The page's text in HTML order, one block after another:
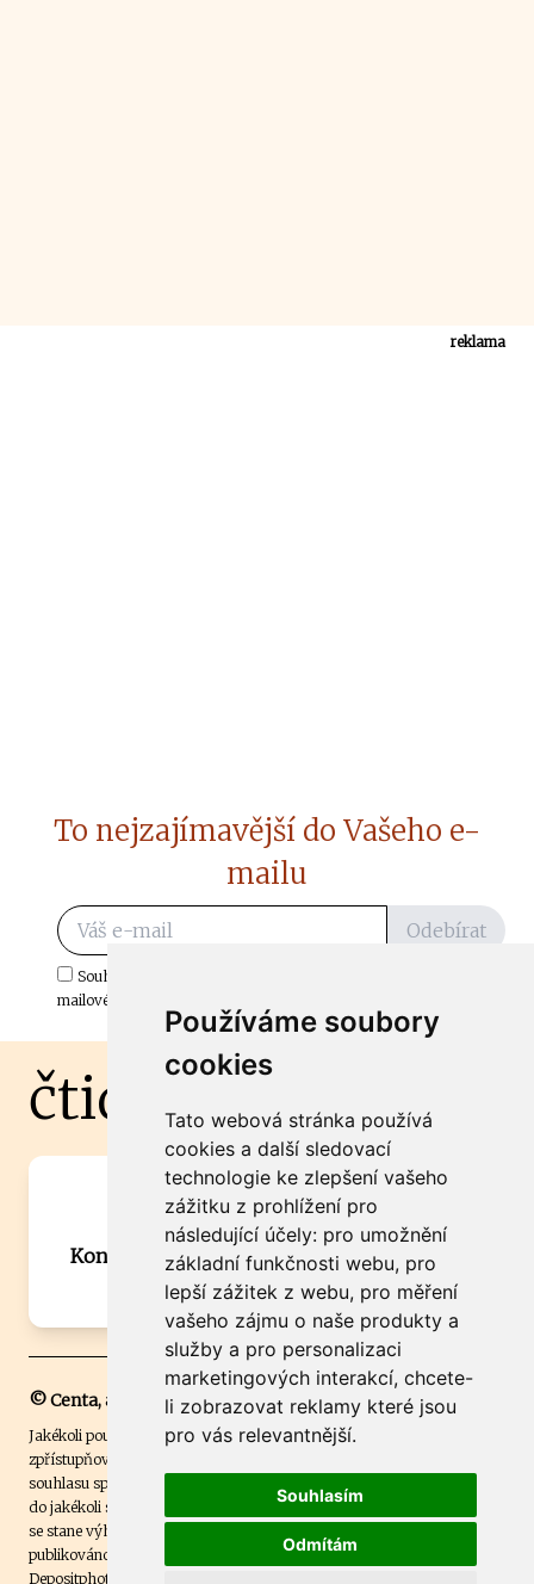
Používáme soubory
cookies
Tato webová stránka používá
cookies a další sledovací
technologie ke zlepšení vašeho
zážitku z prohlížení pro
následující účely: pro umožnění
základní funkčnosti webu, pro
lepší zážitek z webu, pro měření
vašeho zájmu o naše produkty a
služby a pro personalizaci
marketingových interakcí, chcete-
li zobrazovat reklamy které jsou
pro vás relevantnější.
Souhlasím
Odmítám
reklama
To nejzajímavější do Vašeho e-
mailu
Odebírat
Souhlasím s odběrem důležitých zpráv ze ČtiDoma.cz do mé e-
mailové schránky.
čtidoma.cz
Máte zajímavou informaci? Chcete
spolupracovat?
Kontaktujte šéfredaktora Martina Chalupu:
chalupa@ctidoma.cz
© Centa, a.s.
Jakékoli použití obsahu včetně převzetí, šíření či dalšího užití a
zpřístupňování textových či obrazových materiálů bez písemného
souhlasu společnosti Centa,a.s. je zakázáno. Čtenář svým přihlášením
do jakékoli soutěže na našem webu dává souhlas s tím, že v případě, že
se stane výhercem této soutěže, může být jeho jméno na webu
publikováno. Centa, a.s. využívala licenci ČTK a využívá fotografie z
Depositphotos